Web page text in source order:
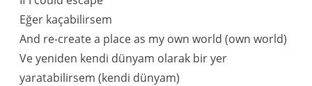
Eğer kaçabilirsem
And re-create a place as my own world (own world)
Ve yeniden kendi dünyam olarak bir yer
yaratabilirsem (kendi dünyam)